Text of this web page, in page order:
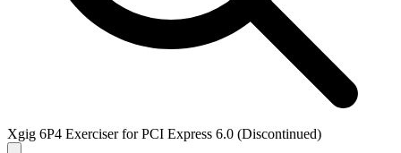
Xgig 6P4 Exerciser for PCI Express 6.0 (Discontinued)